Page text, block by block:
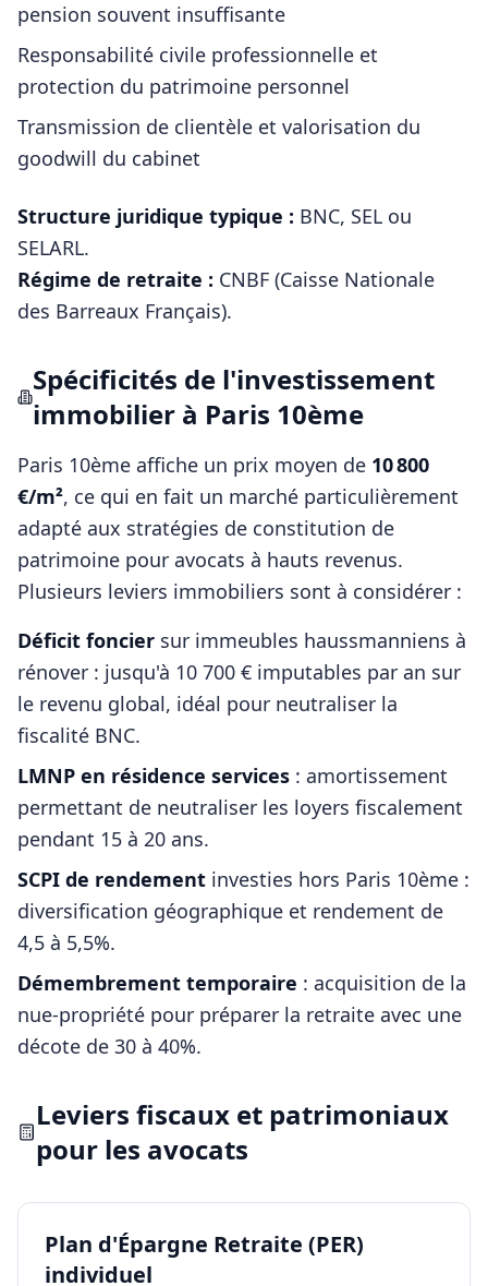
pension souvent insuffisante
Responsabilité civile professionnelle et
protection du patrimoine personnel
Transmission de clientèle et valorisation du
goodwill du cabinet
Structure juridique typique : BNC, SEL ou
SELARL.
Régime de retraite : CNBF (Caisse Nationale
des Barreaux Français).
Spécificités de l'investissement
immobilier à Paris 10ème
Paris 10ème affiche un prix moyen de 10 800
€/m², ce qui en fait un marché particulièrement
adapté aux stratégies de constitution de
patrimoine pour avocats à hauts revenus.
Plusieurs leviers immobiliers sont à considérer :
Déficit foncier sur immeubles haussmanniens à
rénover : jusqu'à 10 700 € imputables par an sur
le revenu global, idéal pour neutraliser la
fiscalité BNC.
LMNP en résidence services : amortissement
permettant de neutraliser les loyers fiscalement
pendant 15 à 20 ans.
SCPI de rendement investies hors Paris 10ème :
diversification géographique et rendement de
4,5 à 5,5%.
Démembrement temporaire : acquisition de la
nue-propriété pour préparer la retraite avec une
décote de 30 à 40%.
Leviers fiscaux et patrimoniaux
pour les avocats
Plan d'Épargne Retraite (PER)
individuel